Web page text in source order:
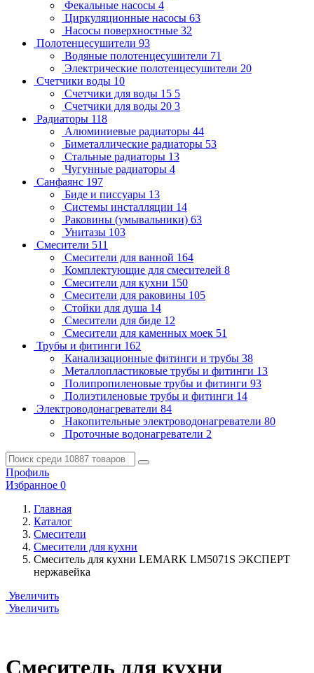
Фекальные насосы 4
Циркуляционные насосы 63
Насосы поверхностные 32
Полотенцесушители 93
Водяные полотенцесушители 71
Электрические полотенцесушители 20
Счетчики воды 10
Счетчики для воды 15 5
Счетчики для воды 20 3
Радиаторы 118
Алюминиевые радиаторы 44
Биметаллические радиаторы 53
Стальные радиаторы 13
Чугунные радиаторы 4
Санфаянс 197
Биде и писсуары 13
Системы инсталляции 14
Раковины (умывальники) 63
Унитазы 103
Смесители 511
Смесители для ванной 164
Комплектующие для смесителей 8
Смесители для кухни 150
Смесители для раковины 105
Стойки для душа 14
Смесители для биде 12
Смесители для каменных моек 51
Трубы и фитинги 162
Канализационные фитинги и трубы 38
Металлопластиковые трубы и фитинги 13
Полипропиленовые трубы и фитинги 93
Полиэтиленовые трубы и фитинги 14
Электроводонагреватели 84
Накопительные электроводонагреватели 80
Проточные водонагреватели 2
Профиль
Избранное 0
Главная
Каталог
Смесители
Смесители для кухни
Смеситель для кухни LEMARK LM5071S ЭКСПЕРТ
нержавейка
Увеличить
Увеличить
Смеситель для кухни